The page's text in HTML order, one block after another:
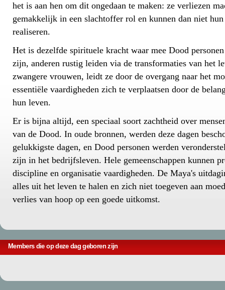
het is aan hen om dit ongedaan te maken: ze verliezen
gemakkelijk in een slachtoffer rol en kunnen dan niet
realiseren.
Het is dezelfde spirituele kracht waar mee Dood
zijn, anderen rustig leiden via de transformaties van het
zwangere vrouwen, leidt ze door de overgang naar het
essentiële vaardigheden zich te verplaatsen door de
hun leven.
Er is bijna altijd, een speciaal soort zachtheid over
van de Dood. In oude bronnen, werden deze dagen
gelukkigste dagen, en Dood personen werden
zijn in het bedrijfsleven. Hele gemeenschappen kunnen
discipline en organisatie vaardigheden. De Maya's
alles uit het leven te halen en zich niet toegeven aan
verlies van hoop op een goede uitkomst.
Members die op deze dag geboren zijn